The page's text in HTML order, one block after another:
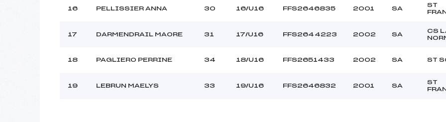
16 PELLISSIER ANNA 30 16/U16 FFS2646835 2001 SA
ST
17 DARMENDRAIL MAORE 31 17/U16 FFS2644223 2002 SA
CS
18 PAGLIERO PERRINE 34 18/U16 FFS2651433 2002 SA ST
19 LEBRUN MAELYS 33 19/U16 FFS2646832 2001 SA
ST